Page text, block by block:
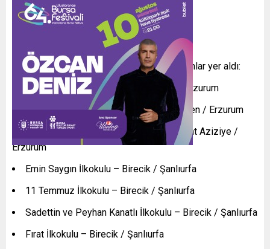
Kitap gönderimi yapılan okullar arasında şunlar yer aldı:
Erzurumlu Emrah İlkokulu – Yakutiye / Erzurum
Kasım Yıldırım Toki İlkokulu – Palandöken / Erzurum
Vali Vefik Kitapçıgil İlkokulu – Dadaşkent Aziziye /
Erzurum
Emin Saygın İlkokulu – Birecik / Şanlıurfa
11 Temmuz İlkokulu – Birecik / Şanlıurfa
Sadettin ve Peyhan Kanatlı İlkokulu – Birecik / Şanlıurfa
Fırat İlkokulu – Birecik / Şanlıurfa